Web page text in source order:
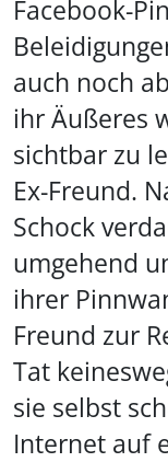
Facebook-
auch noch
ihr Äußeres
sichtbar zu
Ex-Freund.
Schock
umgehend
ihrer
Freund zur
Tat
sie selbst
Internet auf